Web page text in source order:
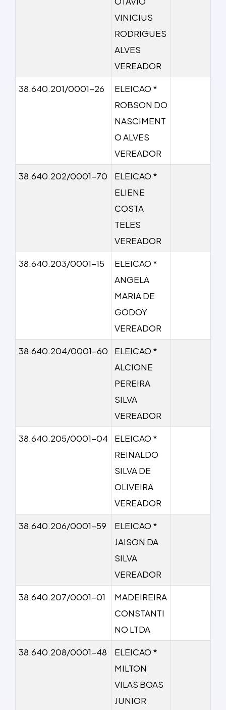
VINICIUS
RODRIGUES
ALVES
VEREADOR
38.640.201/0001-26
ELEICAO *
ROBSON DO
NASCIMENT
O ALVES
VEREADOR
38.640.202/0001-70
ELEICAO *
ELIENE
COSTA
TELES
VEREADOR
38.640.203/0001-15
ELEICAO *
ANGELA
MARIA DE
GODOY
VEREADOR
38.640.204/0001-60
ELEICAO *
ALCIONE
PEREIRA
SILVA
VEREADOR
38.640.205/0001-04
ELEICAO *
REINALDO
SILVA DE
OLIVEIRA
VEREADOR
38.640.206/0001-59
ELEICAO *
JAISON DA
SILVA
VEREADOR
38.640.207/0001-01
MADEIREIRA
CONSTANTI
NO LTDA
38.640.208/0001-48
ELEICAO *
MILTON
VILAS BOAS
JUNIOR